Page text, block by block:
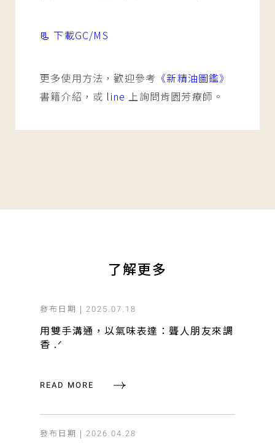
📃 下載GC/MS
更多使用方法，歡迎參考 《新精油圖鑑》
書籍介紹，或 line 上詢問肯園芳療師。
了解更多
發布日期 | 2025.07.18
用雙手溝通，以氣味表達：聾人朋友來調
香 .ᐟ
READ MORE
發布日期 | 2026.04.28